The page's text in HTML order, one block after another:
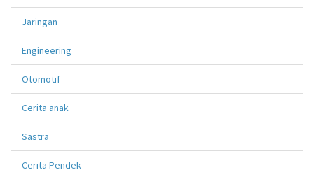
Jaringan
Engineering
Otomotif
Cerita anak
Sastra
Cerita Pendek